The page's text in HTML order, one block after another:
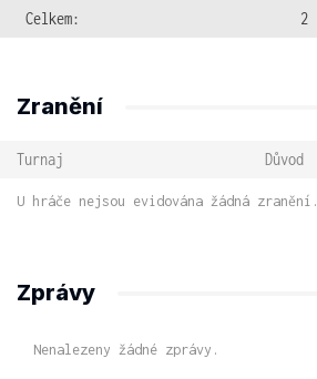
Celkem:
2
Zranění
Turnaj Důvod
U hráče nejsou evidována žádná zranění.
Zprávy
Nenalezeny žádné zprávy.